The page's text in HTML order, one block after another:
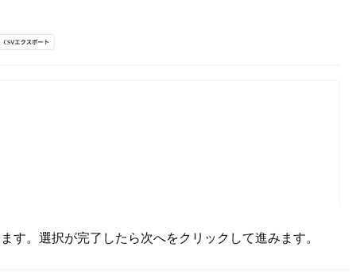
。選択が完了したら次へをクリックして進みます。